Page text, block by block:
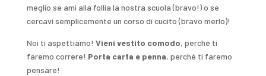
meglio se ami alla follia la nostra scuola (bravo!) o se
cercavi semplicemente un corso di cucito (bravo merlo)!
Noi ti aspettiamo! Vieni vestito comodo, perché ti
faremo correre! Porta carta e penna, perché ti faremo
pensare!